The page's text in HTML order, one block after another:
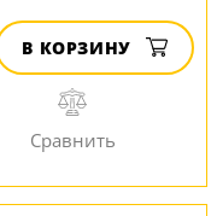
В КОРЗИНУ